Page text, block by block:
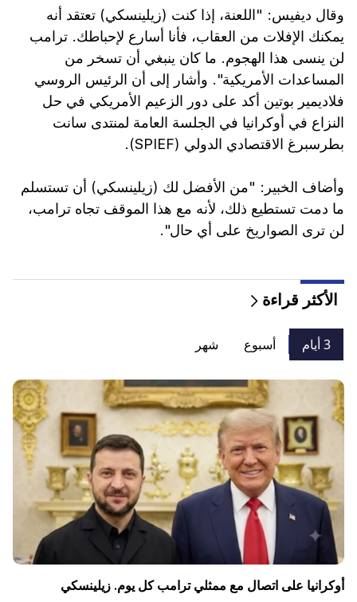
وقال ديفيس: "اللعنة، إذا كنت (زيلينسكي) تعتقد أنه
يمكنك الإفلات من العقاب، فأنا أسارع لإحباطك. ترامب
لن ينسى هذا الهجوم. ما كان ينبغي أن تسخر من
المساعدات الأمريكية". وأشار إلى أن الرئيس الروسي
فلاديمير بوتين أكد على دور الزعيم الأمريكي في حل
النزاع في أوكرانيا في الجلسة العامة لمنتدى سانت
بطرسبرغ الاقتصادي الدولي (SPIEF).
وأضاف الخبير: "من الأفضل لك (زيلينسكي) أن تستسلم
ما دمت تستطيع ذلك، لأنه مع هذا الموقف تجاه ترامب،
لن ترى الصواريخ على أي حال".
الأكثر قراءة
3 أيام أسبوع شهر
أوكرانيا على اتصال مع ممثلي ترامب كل يوم. زيلينسكي